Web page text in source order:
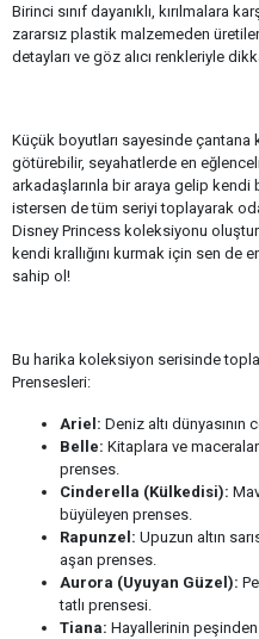
Birinci sınıf dayanıklı, kırılmalara
zararsız plastik malzemeden
detayları ve göz alıcı renkleriyle
Küçük boyutları sayesinde çantana
götürebilir, seyahatlerde en
arkadaşlarınla bir araya gelip kendi
istersen de tüm seriyi toplayarak
Disney Princess koleksiyonu
kendi krallığını kurmak için sen de
sahip ol!
Bu harika koleksiyon serisinde
Prensesleri:
Ariel: Deniz altı dünyasının
Belle: Kitaplara ve
prenses.
Cinderella (Külkedisi):
büyüleyen prenses.
Rapunzel: Upuzun altın
aşan prenses.
Aurora (Uyuyan Güzel):
tatlı prensesi.
Tiana: Hayallerinin